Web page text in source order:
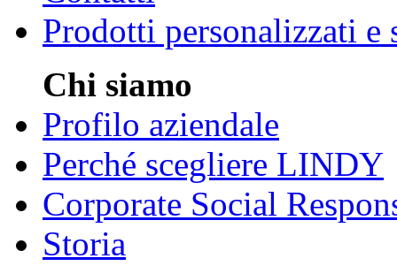
Prodotti personalizzati e
Chi siamo
Profilo aziendale
Perché scegliere LINDY
Corporate Social
Storia